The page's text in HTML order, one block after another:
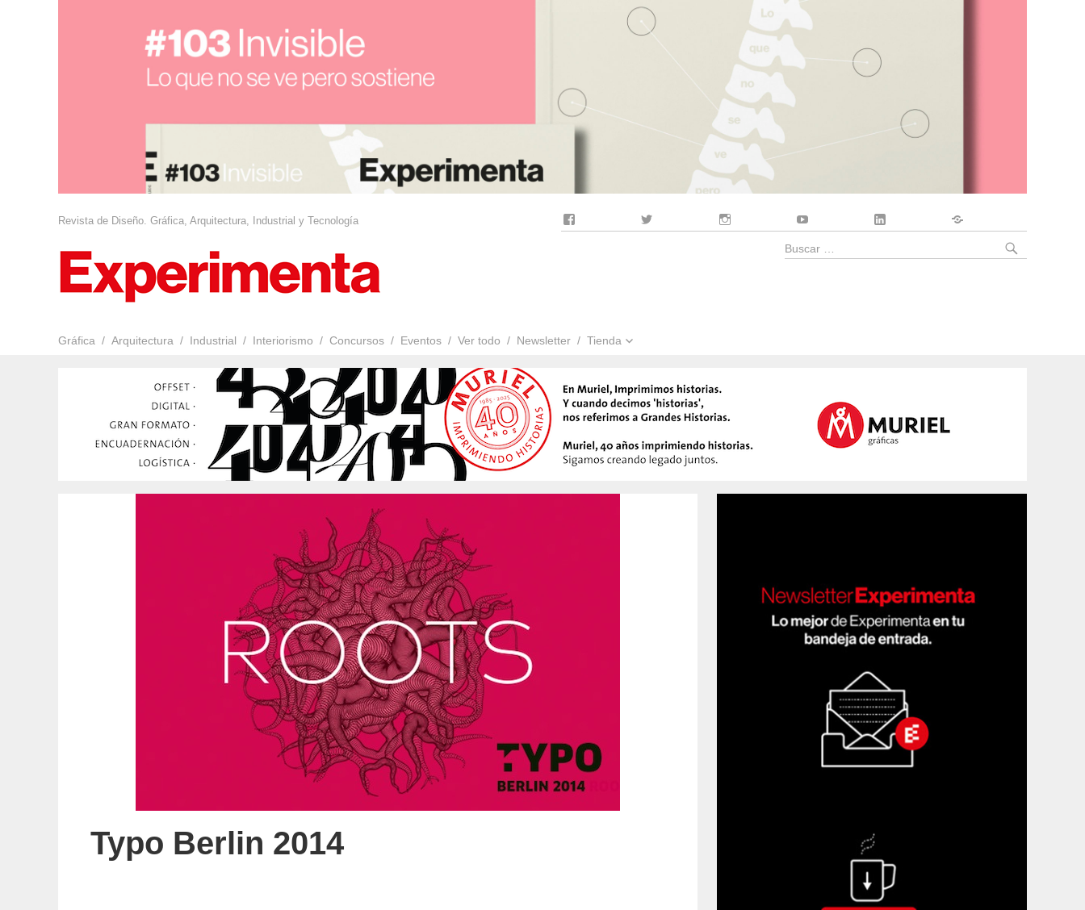
Revista de Diseño. Gráfica, Arquitectura, Industrial y Tecnología
Gráfica Arquitectura Industrial Interiorismo Concursos Eventos Ver todo Newsletter Tienda
Buscar
Typo Berlin 2014